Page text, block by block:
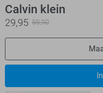
Calvin klein
29,95 59,90